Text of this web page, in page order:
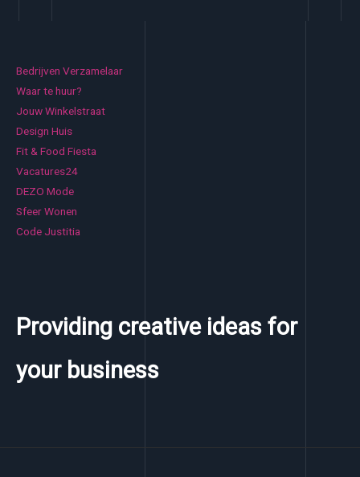
Bedrijven Verzamelaar
Waar te huur?
Jouw Winkelstraat
Design Huis
Fit & Food Fiesta
Vacatures24
DEZO Mode
Sfeer Wonen
Code Justitia
Providing creative ideas for
your business